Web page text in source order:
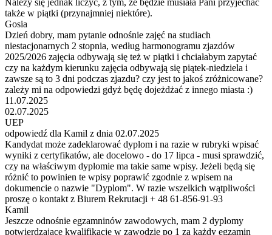
także w piątki (przynajmniej niektóre).
Gosia
Dzień dobry, mam pytanie odnośnie zajęć na studiach
niestacjonarnych 2 stopnia, według harmonogramu zjazdów
2025/2026 zajęcia odbywają się też w piątki i chciałabym zapytać
czy na każdym kierunku zajęcia odbywają się piątek-niedziela i
zawsze są to 3 dni podczas zjazdu? czy jest to jakoś zróżnicowane?
zależy mi na odpowiedzi gdyż będę dojeżdżać z innego miasta :)
11.07.2025
02.07.2025
UEP
odpowiedź dla Kamil z dnia 02.07.2025
Kandydat może zadeklarować dyplom i na razie w rubryki wpisać
wyniki z certyfikatów, ale docelowo - do 17 lipca - musi sprawdzić,
czy na właściwym dyplomie ma takie same wpisy. Jeżeli będą się
różnić to powinien te wpisy poprawić zgodnie z wpisem na
dokumencie o nazwie "Dyplom". W razie wszelkich wątpliwości
proszę o kontakt z Biurem Rekrutacji + 48 61-856-91-93
Kamil
Jeszcze odnośnie egzamninów zawodowych, mam 2 dyplomy
potwierdzające kwalifikacje w zawodzie po 1 za każdy egzamin